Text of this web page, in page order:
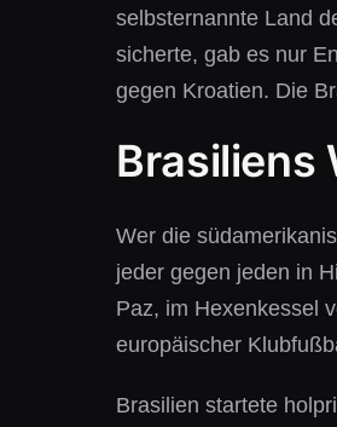
selbsternannte Land
sicherte, gab es nur
gegen Kroatien. Die
Brasiliens
Wer die
jeder gegen jeden in
Paz, im Hexenkessel
europäischer
Brasilien startete